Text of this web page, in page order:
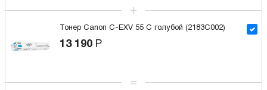
Тонер Canon C-EXV 55 C голубой (2183C002)
13 190 Р